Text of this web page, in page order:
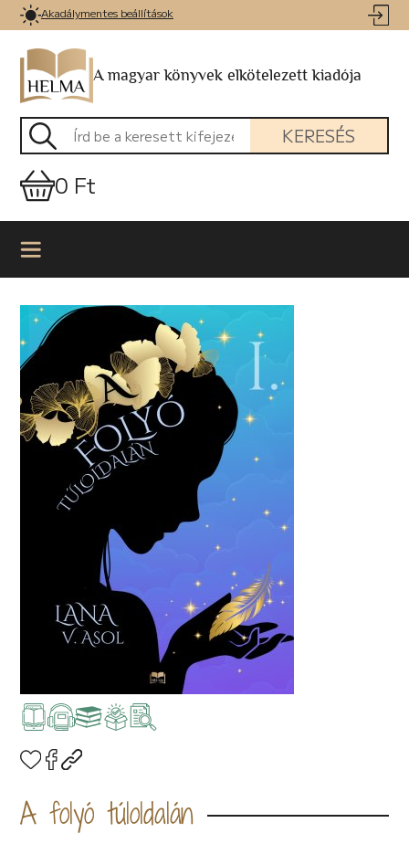
Akadálymentes beállítások
A magyar könyvek elkötelezett kiadója
KERESÉS
0 Ft
A folyó túloldalán